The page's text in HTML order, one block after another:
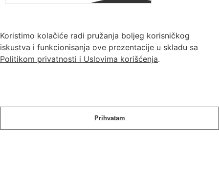
Koristimo kolačiće radi pružanja boljeg korisničkog
iskustva i funkcionisanja ove prezentacije u skladu sa
Politikom privatnosti i Uslovima korišćenja.
Prihvatam